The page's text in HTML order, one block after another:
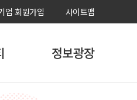
업 회원가입 사이트맵
정보광장